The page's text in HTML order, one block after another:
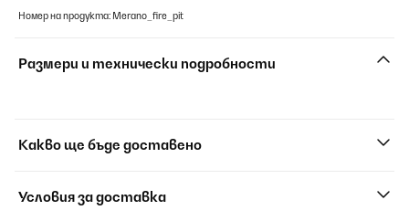
Номер на продукта: Merano_fire_pit
Размери и технически подробности
Какво ще бъде доставено
Условия за доставка